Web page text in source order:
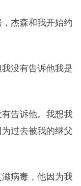
杰森和我开始约
没有告诉他我是
告诉他。我想我
过去被我的继父
病毒，他因为我